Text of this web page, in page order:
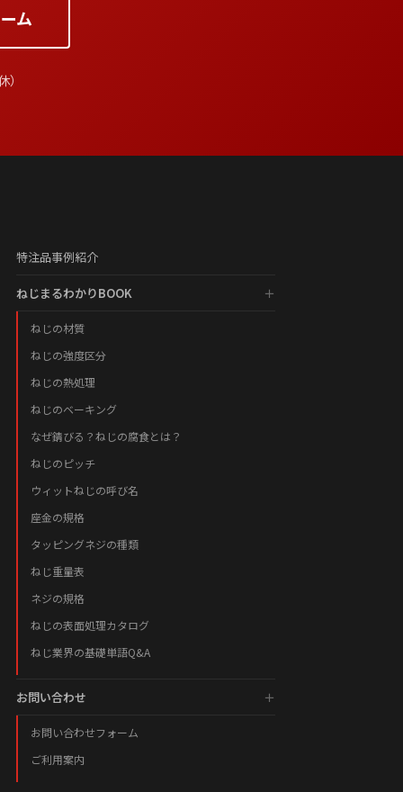
ム
特注品事例紹介
ねじまるわかりBOOK
ねじの材質
ねじの強度区分
ねじの熱処理
ねじのベーキング
なぜ錆びる？ねじの腐食とは？
ねじのピッチ
ウィットねじの呼び名
座金の規格
タッピングネジの種類
ねじ重量表
ネジの規格
ねじの表面処理カタログ
ねじ業界の基礎単語Q&A
お問い合わせ
お問い合わせフォーム
ご利用案内